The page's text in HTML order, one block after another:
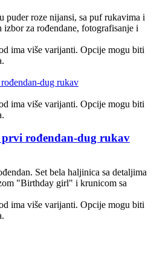
puder roze nijansi, sa puf rukavima i
izbor za rođendane, fotografisanje i
ima više varijanti. Opcije mogu biti
ima više varijanti. Opcije mogu biti
rođendan-dug rukav
Set bela haljinica sa detaljima
"Birthday girl" i krunicom sa
ima više varijanti. Opcije mogu biti